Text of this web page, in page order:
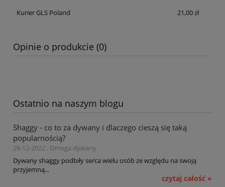
Kurier GLS Poland
21,00 zł
Opinie o produkcie (0)
Ostatnio na naszym blogu
Shaggy - co to za dywany i dlaczego cieszą się taką
popularnością?
29-12-2022 , Omega dywany
Dywany shaggy podbiły serca wielu osób ze względu na swoją
przyjemną...
czytaj całość »